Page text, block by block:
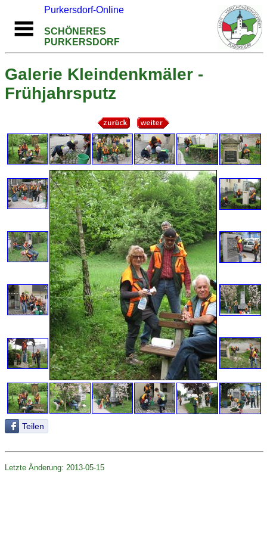
Purkersdorf-Online
SCHÖNERES
PURKERSDORF
Galerie Kleindenkmäler -
Frühjahrsputz
Teilen
Letzte Änderung: 2013-05-15